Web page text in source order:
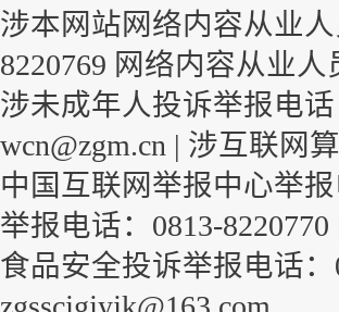
涉本网站网络内容从业
8220769 网络内容从业
涉未成年人投诉举报电
wcn@zgm.cn | 涉互联网
中国互联网举报中心举
举报电话：0813-8220770
食品安全投诉举报电话